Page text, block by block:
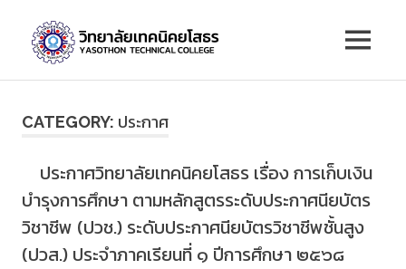
content
เทคนิค
MENU
CATEGORY: ประกาศ
ประกาศวิทยาลัยเทคนิคยโสธร เรื่อง การเก็บเงิน
บำรุงการศึกษา ตามหลักสูตรระดับประกาศนียบัตร
วิชาชีพ (ปวช.) ระดับประกาศนียบัตรวิชาชีพชั้นสูง
(ปวส.) ประจำภาคเรียนที่ ๑ ปีการศึกษา ๒๕๖๘